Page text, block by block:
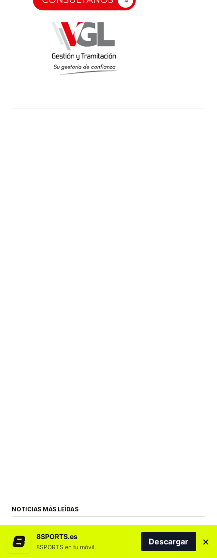
NOTICIAS MÁS LEÍDAS
8SPORTS.es
8SPORTS en tu móvil.
Descargar ×